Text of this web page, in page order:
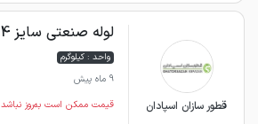
قطور سازان اسپادان
لوله صنعتی سایز 1/1.4 ضخامت 2.5
واحد : کیلوگرم
9 ماه پیش
قیمت ممکن است به‌روز نباشد